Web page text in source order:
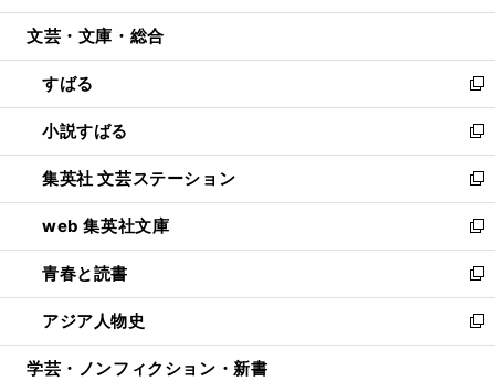
開
ウ
開
く
ン
ウ
で
開
く
ウ
ン
ド
ウ
で
開
く
文芸・文庫・総合
すばる
新
し
い
ウ
ィ
ン
ド
ウ
で
開
く
小説すばる
新
し
い
ウ
ィ
ン
ド
ウ
で
開
集英社 文芸ステーション
新
し
い
ウ
ィ
ン
ド
ウ
web 集英社文庫
新
し
い
ウ
ィ
ン
青春と読書
新
し
い
ウ
アジア人物史
新
し
学芸・ノンフィクション・新書